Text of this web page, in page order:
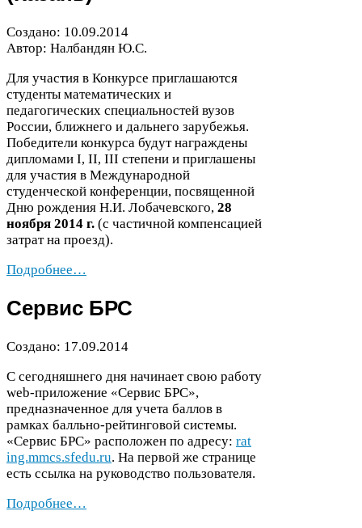
Создано: 10.09.2014
Автор: Налбандян Ю.С.
Для участия в Конкурсе приглашаются
студенты математических и
педагогических специальностей вузов
России, ближнего и дальнего зарубежья.
Победители конкурса будут награждены
дипломами I, II, III степени и приглашены
для участия в Международной
студенческой конференции, посвященной
Дню рождения Н.И. Лобачевского, 28
ноября 2014 г. (с частичной компенсацией
затрат на проезд).
Подробнее…
Сервис БРС
Создано: 17.09.2014
С сегодняшнего дня начинает свою работу
web-​приложение «Сервис БРС»,
предназначенное для учета баллов в
рамках балльно-​рейтинговой системы.
«Сервис БРС» расположен по адресу: rat​
ing​.mmcs​.sfedu​.ru. На первой же странице
есть ссылка на руководство пользователя.
Подробнее…